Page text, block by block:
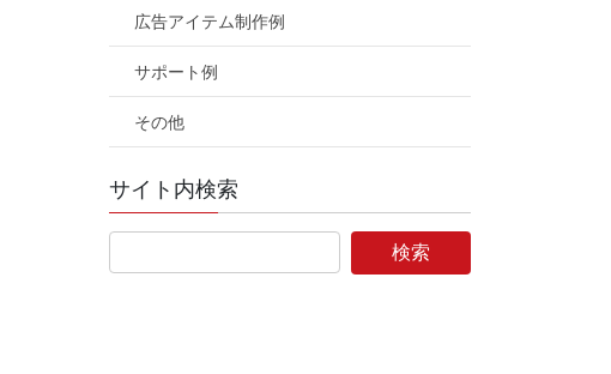
広告アイテム制作例
サポート例
その他
サイト内検索